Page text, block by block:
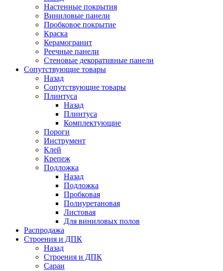
Настенные покрытия
Виниловые панели
Пробковое покрытие
Краска
Керамогранит
Реечные панели
Стеновые декоративные панели
Сопутствующие товары
Назад
Сопутствующие товары
Плинтуса
Назад
Плинтуса
Комплектующие
Пороги
Инструмент
Клей
Крепеж
Подложка
Назад
Подложка
Пробковая
Полиуретановая
Листовая
Для виниловых полов
Распродажа
Строения и ДПК
Назад
Строения и ДПК
Сараи